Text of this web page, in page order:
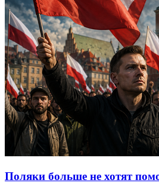
Поляки больше не хотят